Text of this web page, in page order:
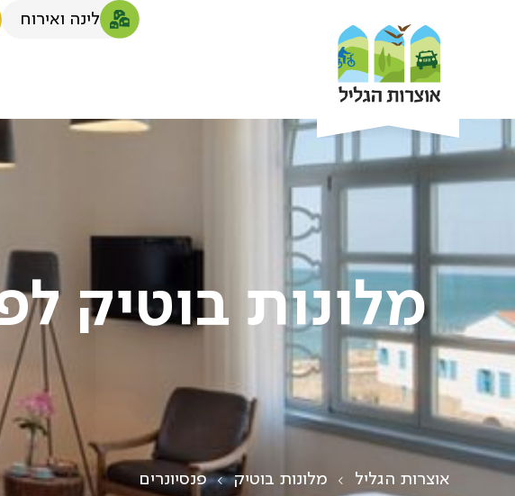
לינה ואירוח
מלונות בוטיק
אוצרות הגליל מלונות בוטיק פנסיונרים